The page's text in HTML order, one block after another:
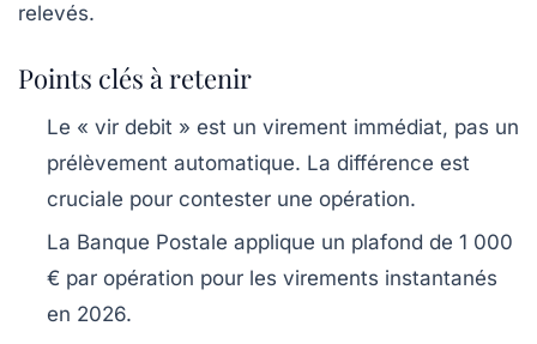
relevés.
Points clés à retenir
Le « vir debit » est un virement immédiat, pas un
prélèvement automatique. La différence est
cruciale pour contester une opération.
La Banque Postale applique un plafond de 1 000
€ par opération pour les virements instantanés
en 2026.